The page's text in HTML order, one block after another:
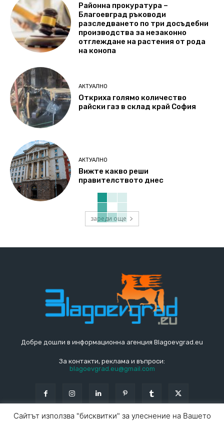
Районна прокуратура –
Благоевград ръководи
разследването по три досъдебни
производства за незаконно
отглеждане на растения от рода
на конопа
АКТУАЛНО
Откриха голямо количество
райски газ в склад край София
АКТУАЛНО
Вижте какво реши
правителството днес
зареди още
Добре дошли в информационна агенция Blagoevgrad.eu
За контакти, реклама и въпроси:
blagoevgrad.eu@gmail.com
Сайтът използва "бисквитки" за улеснение на Вашето